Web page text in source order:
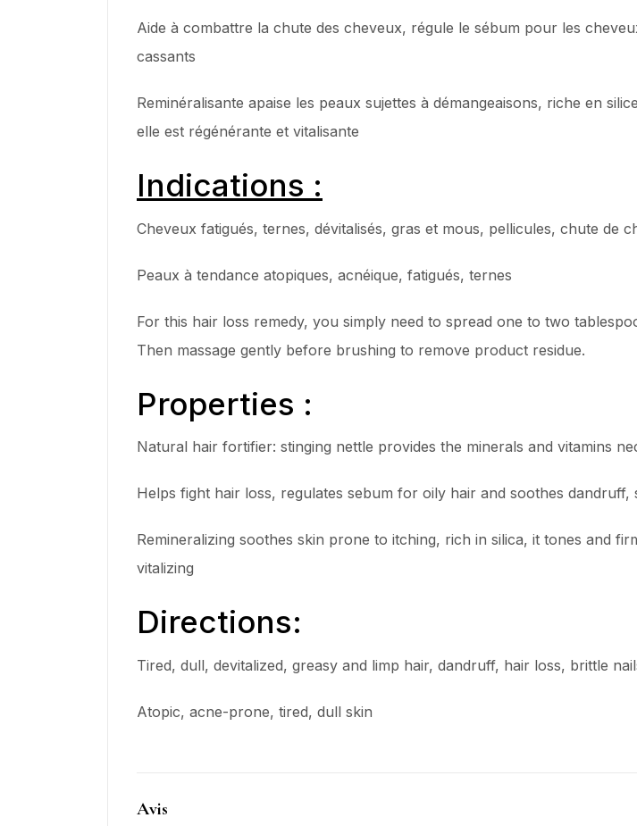
Aide à combattre la chute des cheveux, régule le sébum pour les
cassants
Reminéralisante apaise les peaux sujettes à démangeaisons, riche en
elle est régénérante et vitalisante
Indications :
Cheveux fatigués, ternes, dévitalisés, gras et mous, pellicules, chute de
Peaux à tendance atopiques, acnéique, fatigués, ternes
For this hair loss remedy, you simply need to spread one to two
Then massage gently before brushing to remove product residue.
Properties :
Natural hair fortifier: stinging nettle provides the minerals and vitamins
Helps fight hair loss, regulates sebum for oily hair and soothes dandruff,
Remineralizing soothes skin prone to itching, rich in silica, it tones and
vitalizing
Directions:
Tired, dull, devitalized, greasy and limp hair, dandruff, hair loss, brittle
Atopic, acne-prone, tired, dull skin
Avis